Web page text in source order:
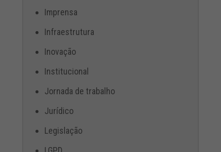
Imprensa
Infraestrutura
Inovação
Institucional
Jornada de trabalho
Jurídico
Legislação